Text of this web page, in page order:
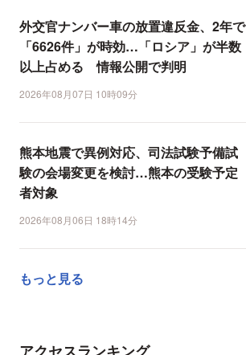
外交官ナンバー車の放置違反金、2年で
「6626件」が時効…「ロシア」が半数
以上占める 情報公開で判明
2026年08月07日 10時09分
熊本地震で異例対応、司法試験予備試
験の会場変更を検討…熊本の受験予定
者対象
2026年08月06日 18時14分
もっと見る